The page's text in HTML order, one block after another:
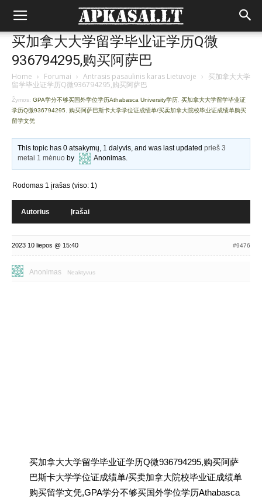
买加拿大大学留学毕业证学历Q微
936794295,购买阿萨巴
Home › Forumai › Antrasis pasaulinis karas Lietuvoje › 买加拿大大学
留学毕业证学历Q微936794295,购买阿萨巴
Žymos: GPA学分不够买国外学位学历Athabasca University学历 买加拿大大学留学毕业证
学历Q微936794295
购买阿萨巴斯卡大学学位证成绩单/买卖加拿大院校毕业证成绩单购买
留学文凭
This topic has 0 atsakymų, 1 dalyvis, and was last updatedprieš 3
metai 1 mėnuo by Anonimas.
Rodomas 1 įrašas (viso: 1)
Autorius Įrašai
2023 10 liepos @ 15:40 #9476
Anonimas Neaktyvus
买加拿大大学留学毕业证学历Q微936794295,购买阿萨
巴斯卡大学学位证成绩单/买卖加拿大院校毕业证成绩单
购买留学文凭,GPA学分不够买国外学位学历Athabasca